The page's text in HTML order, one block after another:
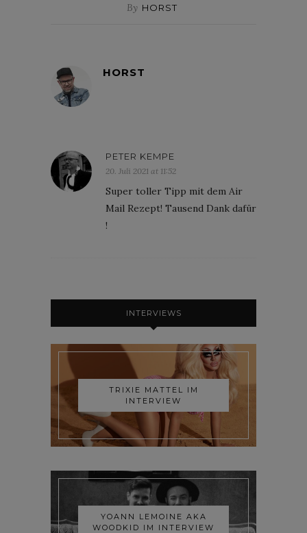
By HORST
HORST
PETER KEMPE
20. Juli 2021 at 11:52
Super toller Tipp mit dem Air
Mail Rezept! Tausend Dank dafür
!
INTERVIEWS
TRIXIE MATTEL IM
INTERVIEW
YOANN LEMOINE AKA
WOODKID IM INTERVIEW